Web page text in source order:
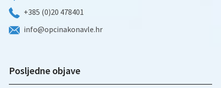
+385 (0)20 478401
info@opcinakonavle.hr
Posljedne objave